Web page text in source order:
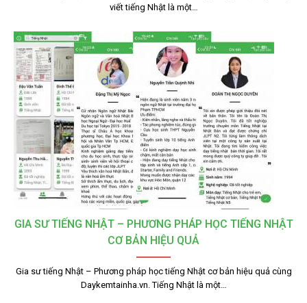
viết tiếng Nhật là một…
GIA SƯ TIẾNG NHẬT – PHƯƠNG PHÁP HỌC TIẾNG NHẬT
CƠ BẢN HIỆU QUẢ
Gia sư tiếng Nhật – Phương pháp học tiếng Nhật cơ bản hiệu quả cùng
Daykemtainha.vn. Tiếng Nhật là một…